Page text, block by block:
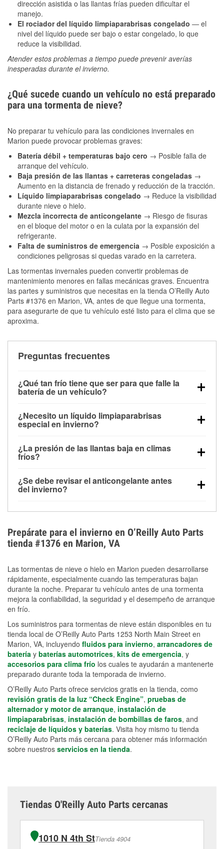
dirección asistida o las llantas frías pueden dificultar el
manejo.
El rociador del líquido limpiaparabrisas congelado — el
nivel del líquido puede ser bajo o estar congelado, lo que
reduce la visibilidad.
Atender estos problemas a tiempo puede prevenir averías
inesperadas durante el invierno.
¿Qué sucede cuando un vehículo no está preparado
para una tormenta de nieve?
No preparar tu vehículo para las condiciones invernales en
Marion puede provocar problemas graves:
Batería débil + temperaturas bajo cero → Posible falla de
arranque del vehículo.
Baja presión de las llantas + carreteras congeladas →
Aumento en la distancia de frenado y reducción de la tracción.
Líquido limpiaparabrisas congelado → Reduce la visibilidad
durante nieve o hielo.
Mezcla incorrecta de anticongelante → Riesgo de fisuras
en el bloque del motor o en la culata por la expansión del
refrigerante.
Falta de suministros de emergencia → Posible exposición a
condiciones peligrosas si quedas varado en la carretera.
Las tormentas invernales pueden convertir problemas de
mantenimiento menores en fallas mecánicas graves. Encuentra
las partes y suministros que necesitas en la tienda O’Reilly Auto
Parts #1376 en Marion, VA, antes de que llegue una tormenta,
para asegurarte de que tu vehículo esté listo para el clima que se
aproxima.
Preguntas frecuentes
¿Qué tan frío tiene que ser para que falle la
batería de un vehículo?
debajo de los 32 °F y puede perder hasta la mitad de
su potencia de arranque cerca de los 0 °F, lo que
arranque.
¿Necesito un líquido limpiaparabrisas
especial en invierno?
la congelación y ayuda a disolver la sal y la nieve
derretida en la carretera para mejorar la visibilidad.
¿La presión de las llantas baja en climas
fríos?
alrededor de 1 PSI por cada 10 °F que baja la
temperatura. Puedes obtener más información sobre
¿Se debe revisar el anticongelante antes
del invierno?
el sobrecalentamiento en condiciones de frío
extremo. Aprende cómo comprobar la protección
anticongelante en nuestra sección How-To.
Prepárate para el invierno en O’Reilly Auto Parts
tienda #1376 en Marion, VA
Las tormentas de nieve o hielo en Marion pueden desarrollarse
rápidamente, especialmente cuando las temperaturas bajan
durante la noche. Preparar tu vehículo antes de una tormenta
mejora la confiabilidad, la seguridad y el desempeño de arranque
en frío.
Los suministros para tormentas de nieve están disponibles en tu
tienda local de O’Reilly Auto Parts 1253 North Main Street en
Marion, VA, incluyendo fluidos para invierno, arrancadores de
batería y baterías automotrices, kits de emergencia, y
accesorios para clima frío los cuales te ayudarán a mantenerte
preparado durante toda la temporada de invierno.
O’Reilly Auto Parts ofrece servicios gratis en la tienda, como
revisión gratis de la luz “Check Engine”, pruebas de
alternador y motor de arranque, instalación de
limpiaparabrisas, instalación de bombillas de faros, and
reciclaje de líquidos y baterías. Visita hoy mismo tu tienda
O’Reilly Auto Parts más cercana para obtener más información
sobre nuestros servicios en la tienda.
Tiendas O'Reilly Auto Parts cercanas
1010 N 4th StTienda 4904